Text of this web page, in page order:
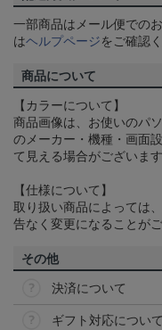
一部商品はメール便での
はヘルプページをご確認
商品について
【カラーについて】
商品画像は、お使いのパ
のメーカー・機種・画面
て見える場合がございま
【仕様について】
取り扱い商品によっては
告なく変更になることがご
その他
決済について
ギフト対応について